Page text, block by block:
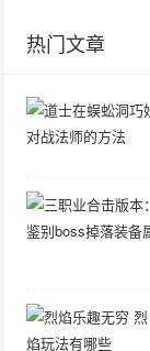
热门文章